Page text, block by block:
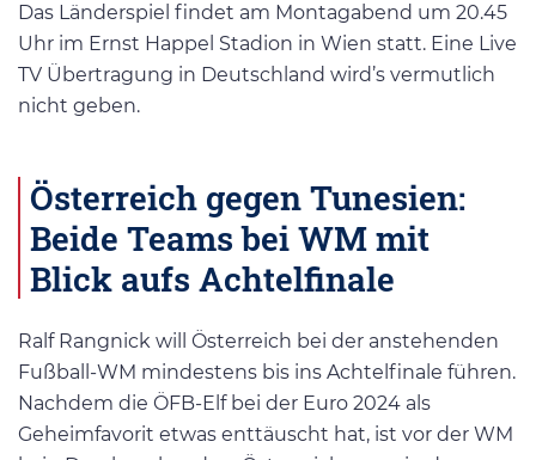
Das Länderspiel findet am Montagabend um 20.45
Uhr im Ernst Happel Stadion in Wien statt. Eine Live
TV Übertragung in Deutschland wird’s vermutlich
nicht geben.
Österreich gegen Tunesien:
Beide Teams bei WM mit
Blick aufs Achtelfinale
Ralf Rangnick will Österreich bei der anstehenden
Fußball-WM mindestens bis ins Achtelfinale führen.
Nachdem die ÖFB-Elf bei der Euro 2024 als
Geheimfavorit etwas enttäuscht hat, ist vor der WM